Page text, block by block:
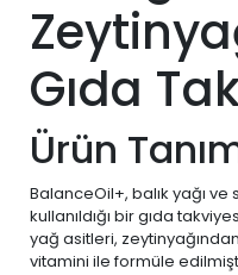
Gıda
Ürün
BalanceOil+, balık yağı ve
kullanıldığı bir gıda
yağ asitleri,
vitamini ile formüle